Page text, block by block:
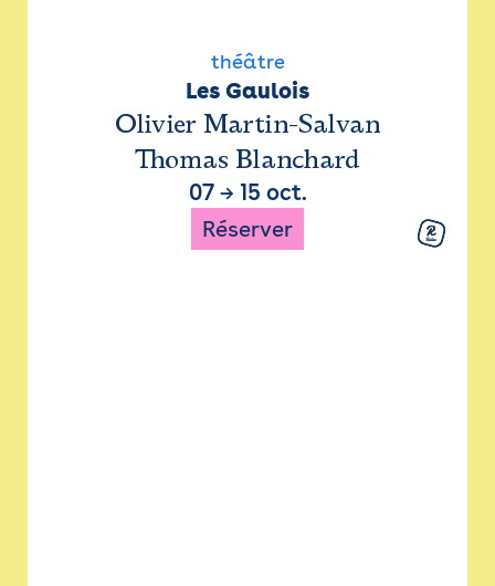
théâtre
Les Gaulois
Olivier Martin-Salvan
Thomas Blanchard
07→ 15 oct.
Réserver